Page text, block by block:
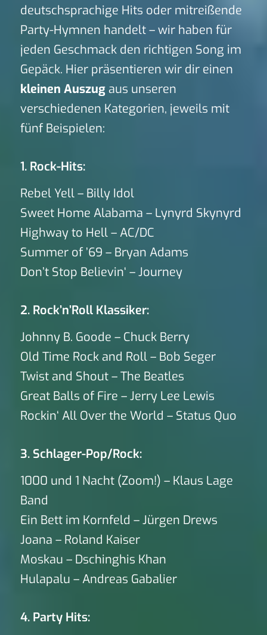
deutschsprachige Hits oder mitreißende
Party-Hymnen handelt – wir haben für
jeden Geschmack den richtigen Song im
Gepäck. Hier präsentieren wir dir einen
kleinen Auszugaus unseren
verschiedenen Kategorien, jeweils mit
fünf Beispielen:
1. Rock-Hits:
Rebel Yell – Billy Idol
Sweet Home Alabama – Lynyrd Skynyrd
Highway to Hell – AC/DC
Summer of ’69 – Bryan Adams
Don’t Stop Believin‘ – Journey
2. Rock’n’Roll Klassiker:
Johnny B. Goode – Chuck Berry
Old Time Rock and Roll – Bob Seger
Twist and Shout – The Beatles
Great Balls of Fire – Jerry Lee Lewis
Rockin‘ All Over the World – Status Quo
3. Schlager-Pop/Rock:
1000 und 1 Nacht (Zoom!) – Klaus Lage
Band
Ein Bett im Kornfeld – Jürgen Drews
Joana – Roland Kaiser
Moskau – Dschinghis Khan
Hulapalu – Andreas Gabalier
4. Party Hits: